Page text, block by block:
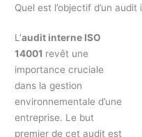
Quel est l’objectif d’un
L’audit interne ISO
14001 revêt une
importance cruciale
dans la gestion
environnementale d’une
entreprise. Le but
premier de cet audit est